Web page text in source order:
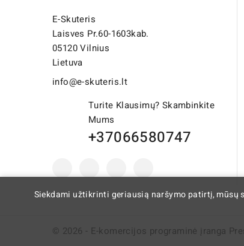
E-Skuteris
Laisves Pr.60-1603kab.
05120 Vilnius
Lietuva
info@e-skuteris.lt
Turite Klausimų? Skambinkite
Mums
+37066580747
Siekdami užtikrinti geriausią naršymo patirtį, mūsų
© 2026 - E-komercijos programinė įranga